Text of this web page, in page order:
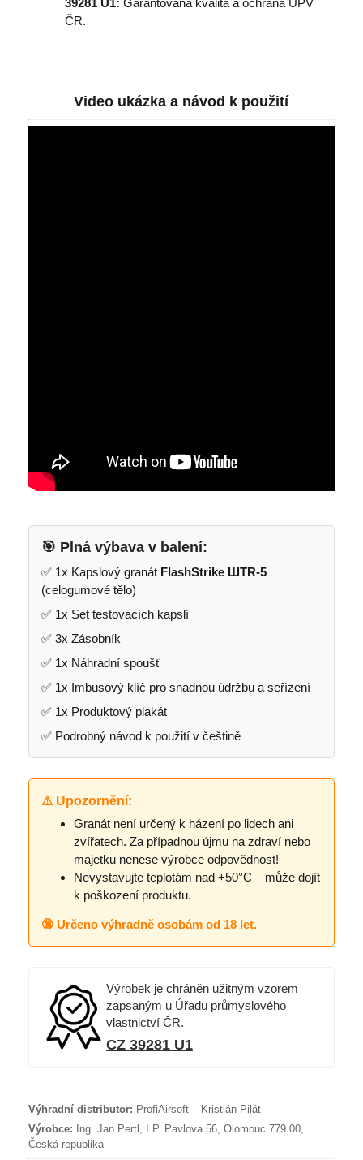
ČR.
Video ukázka a návod k použití
🎯 Plná výbava v balení:
✅ 1x Kapslový granát FlashStrike ШTR-5
(celogumové tělo)
✅ 1x Set testovacích kapslí
✅ 3x Zásobník
✅ 1x Náhradní spoušť
✅ 1x Imbusový klíč pro snadnou údržbu a seřízení
✅ 1x Produktový plakát
✅ Podrobný návod k použití v češtině
⚠ Upozornění:
Granát není určený k házení po lidech ani
zvířatech. Za případnou újmu na zdraví nebo
majetku nenese výrobce odpovědnost!
Nevystavujte teplotám nad +50°C – může dojít
k poškození produktu.
🔞 Určeno výhradně osobám od 18 let.
Výrobek je chráněn užitným vzorem
zapsaným u Úřadu průmyslového
vlastnictví ČR.
CZ 39281 U1
Výhradní distributor: ProfiAirsoft – Kristián Pilát
Výrobce: Ing. Jan Pertl, I.P. Pavlova 56, Olomouc 779 00,
Česká republika